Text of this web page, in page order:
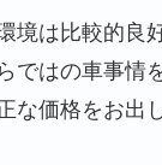
境は比較的良
ではの車事情
な価格をお出